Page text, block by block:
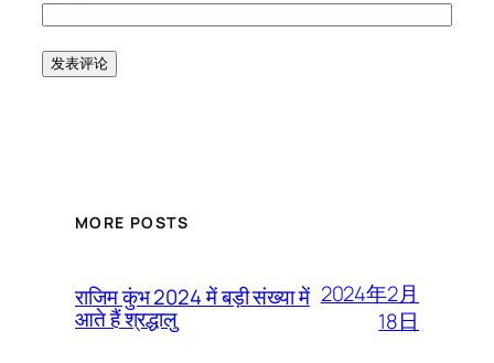
MORE POSTS
राजिम कुंभ 2024 में बड़ी संख्या में
आते हैं श्रद्धालु
2024年2月
18日